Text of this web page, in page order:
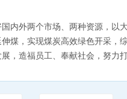
内外两个市场、两种资源，以
煤，实现煤炭高效绿色开采，
，造福员工、奉献社会，努力